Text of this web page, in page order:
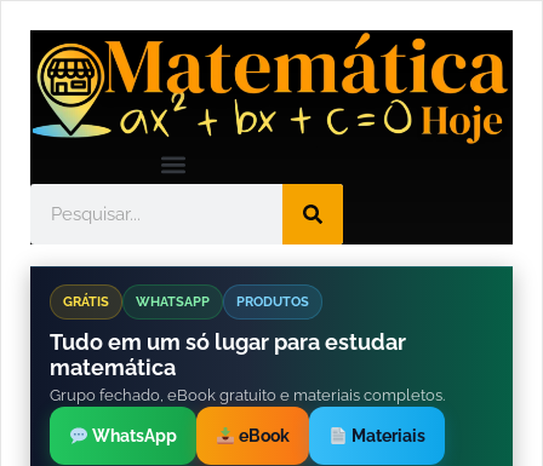
GRÁTIS WHATSAPP PRODUTOS
Tudo em um só lugar para estudar
matemática
Grupo fechado, eBook gratuito e materiais completos.
WhatsApp eBook Materiais